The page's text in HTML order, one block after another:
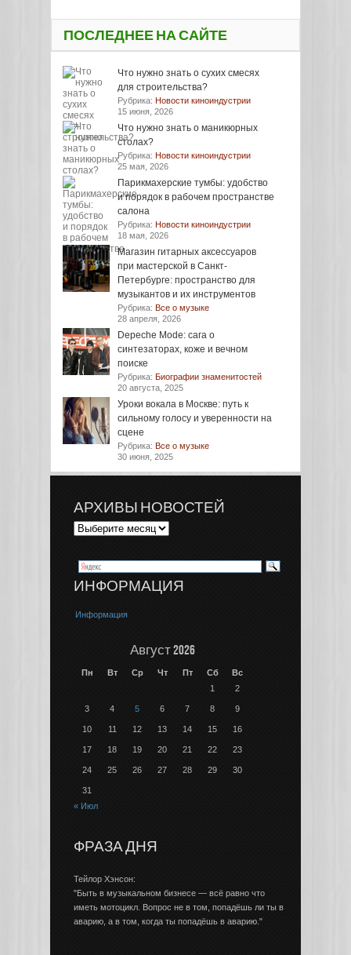
ПОСЛЕДНЕЕ НА САЙТЕ
Что нужно знать о сухих смесях
для строительства?
Рубрика: Новости киноиндустрии
15 июня, 2026
Что нужно знать о маникюрных
столах?
Рубрика: Новости киноиндустрии
25 мая, 2026
Парикмахерские тумбы: удобство
и порядок в рабочем пространстве
салона
Рубрика: Новости киноиндустрии
18 мая, 2026
Магазин гитарных аксессуаров
при мастерской в Санкт-
Петербурге: пространство для
музыкантов и их инструментов
Рубрика: Все о музыке
28 апреля, 2026
Depeche Mode: сага о
синтезаторах, коже и вечном
поиске
Рубрика: Биографии знаменитостей
20 августа, 2025
Уроки вокала в Москве: путь к
сильному голосу и уверенности на
сцене
Рубрика: Все о музыке
30 июня, 2025
АРХИВЫ НОВОСТЕЙ
ИНФОРМАЦИЯ
Информация
Август 2026
Пн Вт Ср Чт Пт Сб
Вс
1
2
3 4 5 6 7 8 9
10 11 12 13 14 15 16
17 18 19 20 21 22 23
24 25 26 27 28 29 30
31
« Июл
ФРАЗА ДНЯ
Тейлор Хэнсон:
"Быть в музыкальном бизнесе — всё равно что
иметь мотоцикл. Вопрос не в том, попадёшь ли ты в
аварию, а в том, когда ты попадёшь в аварию."